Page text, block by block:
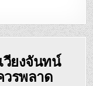
วียงจันทน์
รพลาด